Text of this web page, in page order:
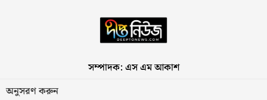
সম্পাদক: এস এম আকাশ
অনুসরণ করুন